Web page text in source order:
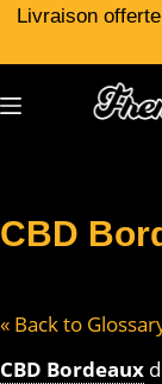
Livraison
CBD
« Back to
CBD Bordeaux